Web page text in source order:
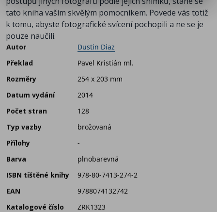
tato kniha vaším skvělým pomocníkem. Povede vás totiž
k tomu, abyste fotografické svícení pochopili a ne se je
pouze naučili.
Autor
Dustin Diaz
Překlad
Pavel Kristián ml.
Rozměry
254 x 203 mm
Datum vydání
2014
Počet stran
128
Typ vazby
brožovaná
Přílohy
-
Barva
plnobarevná
ISBN tištěné knihy
978-80-7413-274-2
EAN
9788074132742
Katalogové číslo
ZRK1323